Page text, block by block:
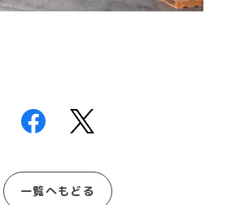
一覧へもどる